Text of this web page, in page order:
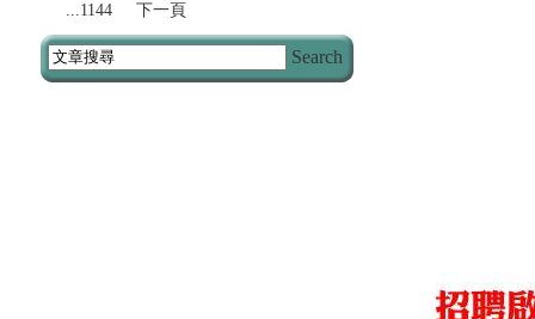
...1144
下一頁
Search